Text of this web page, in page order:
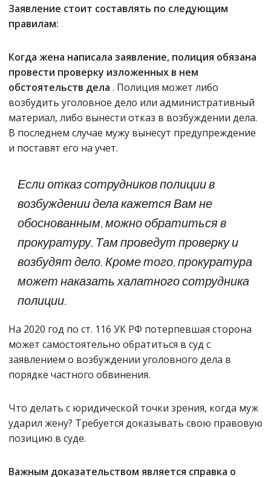
Заявление стоит составлять по следующим
правилам:
Когда жена написала заявление, полиция обязана
провести проверку изложенных в нем
обстоятельств дела . Полиция может либо
возбудить уголовное дело или административный
материал, либо вынести отказ в возбуждении дела.
В последнем случае мужу вынесут предупреждение
и поставят его на учет.
Если отказ сотрудников полиции в
возбуждении дела кажется Вам не
обоснованным, можно обратиться в
прокуратуру. Там проведут проверку и
возбудят дело. Кроме того, прокуратура
может наказать халатного сотрудника
полиции.
На 2020 год по ст. 116 УК РФ потерпевшая сторона
может самостоятельно обратиться в суд с
заявлением о возбуждении уголовного дела в
порядке частного обвинения.
Что делать с юридической точки зрения, когда муж
ударил жену? Требуется доказывать свою правовую
позицию в суде.
Важным доказательством является справка о